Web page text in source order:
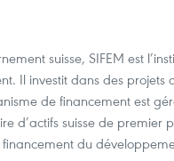
suisse, SIFEM est
Il investit dans des projets
de financement est
d’actifs suisse de premier
financement du